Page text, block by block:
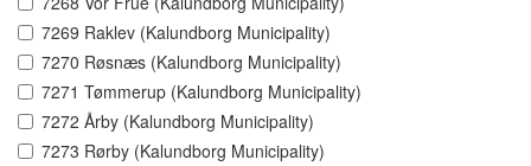
7269 Raklev (Kalundborg Municipality)
7270 Røsnæs (Kalundborg Municipality)
7271 Tømmerup (Kalundborg Municipality)
7272 Årby (Kalundborg Municipality)
7273 Rørby (Kalundborg Municipality)